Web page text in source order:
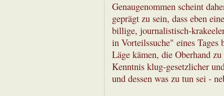
Genaugenommen scheint
geprägt zu sein, dass eben
billige, journalistisch-
in Vorteilssuche" eines
Läge kämen, die Oberhand
Kenntnis klug-gesetzlicher
und dessen was zu tun sei -